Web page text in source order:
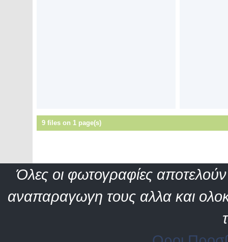
9 files on 1 page(s)
Όλες οι φωτογραφίες αποτελούν
αναπαραγωγη τους αλλα και